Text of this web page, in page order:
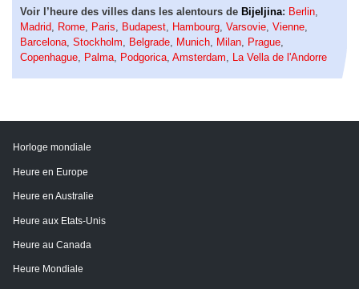
Voir l’heure des villes dans les alentours de Bijeljina: Berlin
Madrid
Rome Paris Budapest Hambourg Varsovie Vienne
Barcelona Stockholm Belgrade Munich Milan Prague
Copenhague
Palma Podgorica Amsterdam La Vella de l'Andorre
Horloge mondiale
Heure en Europe
Heure en Australie
Heure aux Etats-Unis
Heure au Canada
Heure Mondiale